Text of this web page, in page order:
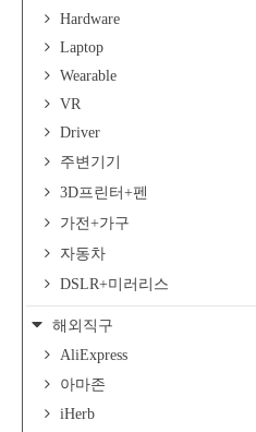
Hardware
Laptop
Wearable
VR
Driver
주변기기
3D프린터+펜
가전+가구
자동차
DSLR+미러리스
해외직구
AliExpress
아마존
iHerb